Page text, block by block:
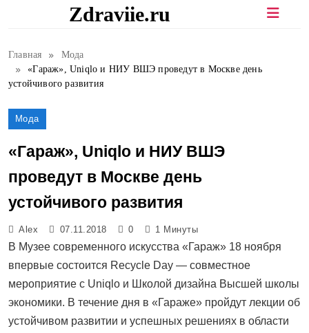
Zdraviie.ru
Главная
Мода
«Гараж», Uniqlo и НИУ ВШЭ проведут в Москве день
устойчивого развития
Мода
«Гараж», Uniqlo и НИУ ВШЭ
проведут в Москве день
устойчивого развития
Alex 07.11.2018 0 1 Минуты
В Музее современного искусства «Гараж» 18 ноября
впервые состоится Recycle Day — совместное
мероприятие с Uniqlo и Школой дизайна Высшей школы
экономики. В течение дня в «Гараже» пройдут лекции об
устойчивом развитии и успешных решениях в области